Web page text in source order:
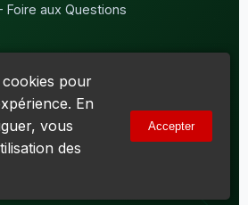
Foire aux Questions
Inc.
& Cookies|
Conditions d'utilisation
Québec (NEQ) :
• TVQ : 10-1702-3051TQ0001
cookies pour
En
vous
des
Accepter